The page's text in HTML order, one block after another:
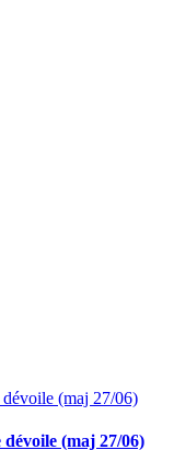
(maj 27/06)